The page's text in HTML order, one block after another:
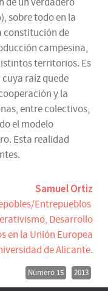
sobre todo en la
constitución de
campesina,
territorios. Es
raíz quede
y la
entre colectivos,
el modelo
Esta realidad
Samuel Ortiz
Entrepueblos
Desarrollo
en la Unión Europea
de Alicante.
Número 15 2013